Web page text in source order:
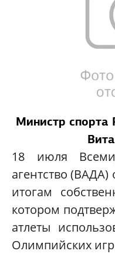
Министр спорта
18 июля
агентство (ВАДА)
итогам
котором
атлеты
Олимпийских игр